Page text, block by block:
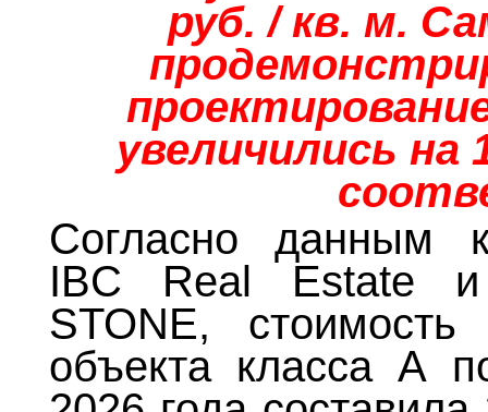
руб. / кв. м.
увеличились на
Согласно данным
IBC Real Estate и
STONE, стоимость
объекта класса А